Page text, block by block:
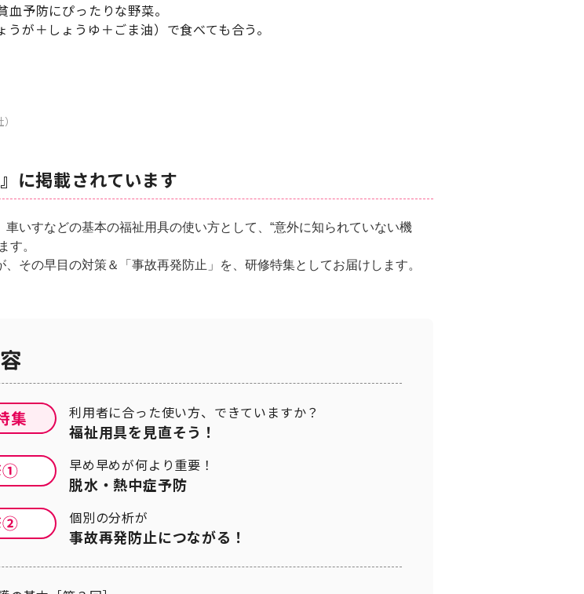
予防にぴったりな野菜。
が＋しょうゆ＋ごま油）で食べても合う。
に掲載されています
いすなどの基本の福祉用具の使い方として、“意外に知られていない機
す。
その早目の対策＆「事故再発防止」を、研修特集としてお届けします。
利用者に合った使い方、できていますか？
福祉用具を見直そう！
早め早めが何より重要！
脱水・熱中症予防
個別の分析が
事故再発防止につながる！